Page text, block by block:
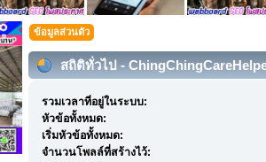
ข้อมูลส่วนตัว
สถิติทั่วไป -
รวมเวลาที่อยู่ในระบบ:
หัวข้อทั้งหมด:
เริ่มหัวข้อทั้งหมด:
จำนวนโพลล์ที่สร้างไว้: